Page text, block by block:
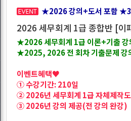
★2026 강의+도서 포함
2026 세무회계 1급 종합반 [이
★2026 세무회계 1급 이론+기출
★2025, 2026 전 회차 기출문제
이벤트혜택♥
① 수강기간: 210일
② 2026년 세무회계 1급 자체제작
③ 2026년 강의 제공(전 강의 완강)